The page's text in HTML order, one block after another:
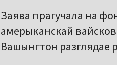
Заява прагучала на
амерыканскай
Вашынгтон разглядае